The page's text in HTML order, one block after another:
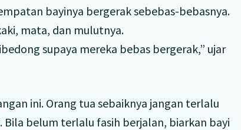
bayinya bergerak sebebas-bebasnya.
mata, dan mulutnya.
supaya mereka bebas bergerak,” ujar
ini. Orang tua sebaiknya jangan terlalu
Bila belum terlalu fasih berjalan, biarkan bayi